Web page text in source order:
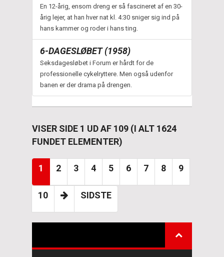
En 12-årig, ensom dreng er så fascineret af en 30-
årig lejer, at han hver nat kl. 4:30 sniger sig ind på
hans kammer og roder i hans ting.
6-DAGESLØBET (1958)
Seksdagesløbet i Forum er hårdt for de
professionelle cykelryttere. Men også udenfor
banen er der drama på drengen.
VISER SIDE 1 UD AF 109 (I ALT 1624
FUNDET ELEMENTER)
1 2 3 4 5 6 7 8 9
10 SIDSTE